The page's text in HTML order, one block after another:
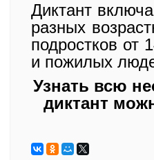
Диктант
разных
подростков от
и пожилых
Узнать всю
диктант